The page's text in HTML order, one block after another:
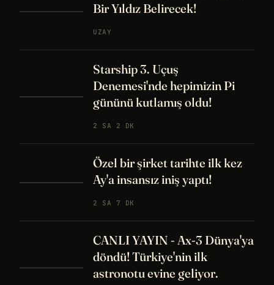
Bir Yıldız Belirecek!
UZAY
Starship 3. Uçuş
Denemesi'nde hepimizin Pi
gününü kutlamış oldu!
2 SA 2 DK
Özel bir şirket tarihte ilk kez
Ay'a insansız iniş yaptı!
2 SA 7 DK
CANLI YAYIN - Ax-3 Dünya'ya
döndü! Türkiye'nin ilk
astronotu evine geliyor.